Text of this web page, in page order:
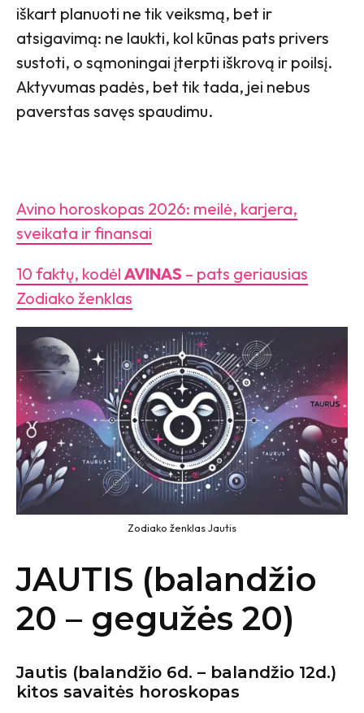
iškart planuoti ne tik veiksmą, bet ir
atsigavimą: ne laukti, kol kūnas pats privers
sustoti, o sąmoningai įterpti iškrovą ir poilsį.
Aktyvumas padės, bet tik tada, jei nebus
paverstas savęs spaudimu.
Avino horoskopas 2026: meilė, karjera,
sveikata ir finansai
10 faktų, kodėl AVINAS – pats geriausias
Zodiako ženklas
Zodiako ženklas Jautis
JAUTIS (balandžio
20 – gegužės 20)
Jautis (balandžio 6d. – balandžio 12d.)
kitos savaitės horoskopas